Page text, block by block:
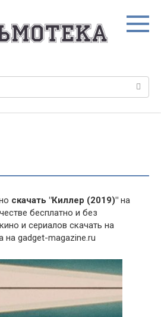
скачать "Киллер (2019)" на
бесплатно и без
и сериалов скачать на
на gadget-magazine.ru